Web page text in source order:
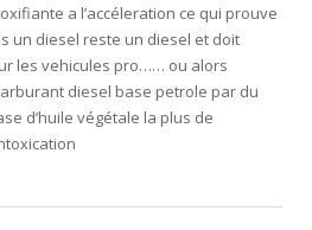
a l’accéleration ce qui prouve
un diesel reste un diesel et doit
les vehicules pro…… ou alors
diesel base petrole par du
d’huile végétale la plus de